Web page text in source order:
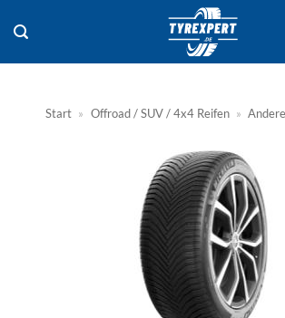
Inhalt
springen
Start » Offroad / SUV / 4x4 Reifen »